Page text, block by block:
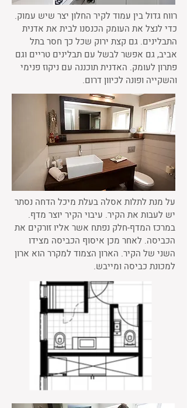
רווח גדול בין עמוד לקיר החלון יצר שיש עמוק.
כדי לנצל את העומק הכנסנו לבית את אדנית
התבלינים. גם קצת ירוק שכל כך חסר בתל
אביב, גם אפשר לבשל עם תבלינים טריים וגם
פתרון לעומק. האדנית תוכננה עם ניקוז פנימי
והשקייה ופונה לכיוון דרום.
על מנת לתלות אסלה בעלת מיכל הדחה נסתר
יש לעבות את הקיר. עיבוי הקיר יוצר מדף.
במרכז המדף-חלק נפתח אשר אליו זורקים את
הכביסה. לאחר מכן איסוף הכביסה מצידו
השני של הקיר. הארון הצמוד למקרר הוא ארון
למכונת כביסה ומייבש.